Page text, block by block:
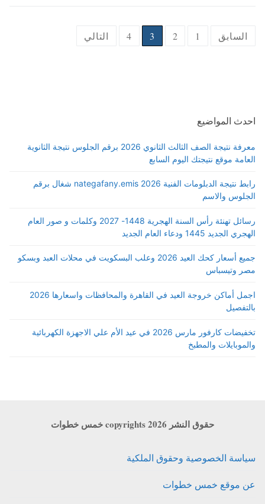
Posts
السابق 1
2
3
4 التالي
احدث المواضيع
معرفة نتيجة الصف الثالث الثانوي 2026 برقم الجلوس نتيجة الثانوية
العامة موقع نتيجتك اليوم السابع
رابط نتيجة الدبلومات الفنية 2026 nategafany.emis شغال برقم
الجلوس والاسم
رسائل تهنئة رأس السنة الهجرية 1448- 2027 وكلمات و صور العام
الهجري الجديد 1445 ودعاء العام الجديد
جميع أسعار كحك العيد 2026 وعلب البسكويت في محلات العبد وبسكو
مصر وتيسباس
اجمل أماكن خروجة العيد في القاهرة والمحافظات واسعارها 2026
بالتفصيل
تخفيضات كارفور مارس 2026 في عيد الأم علي الاجهزة الكهربائية
والموبايلات والمطبخ
حقوق النشر copyrights 2026 خمس خطوات
سياسة الخصوصية وحقوق الملكية
عن موقع خمس خطوات